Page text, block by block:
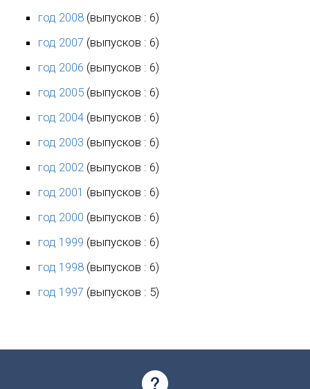
год 2008 (выпусков : 6)
год 2007 (выпусков : 6)
год 2006 (выпусков : 6)
год 2005 (выпусков : 6)
год 2004 (выпусков : 6)
год 2003 (выпусков : 6)
год 2002 (выпусков : 6)
год 2001 (выпусков : 6)
год 2000 (выпусков : 6)
год 1999 (выпусков : 6)
год 1998 (выпусков : 6)
год 1997 (выпусков : 5)